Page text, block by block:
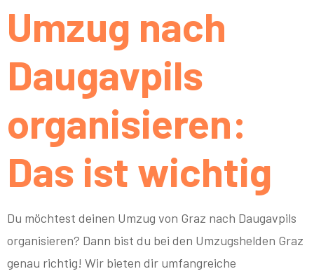
Umzug nach
Daugavpils
organisieren:
Das ist wichtig
Du möchtest deinen Umzug von Graz nach Daugavpils
organisieren? Dann bist du bei den Umzugshelden Graz
genau richtig! Wir bieten dir umfangreiche